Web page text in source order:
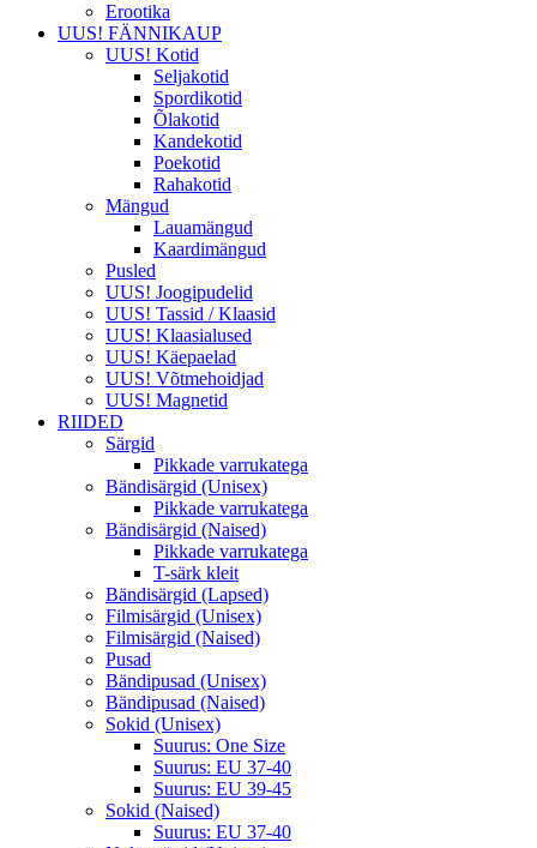
Erootika
UUS! FÄNNIKAUP
UUS! Kotid
Seljakotid
Spordikotid
Õlakotid
Kandekotid
Poekotid
Rahakotid
Mängud
Lauamängud
Kaardimängud
Pusled
UUS! Joogipudelid
UUS! Tassid / Klaasid
UUS! Klaasialused
UUS! Käepaelad
UUS! Võtmehoidjad
UUS! Magnetid
RIIDED
Särgid
Pikkade varrukatega
Bändisärgid (Unisex)
Pikkade varrukatega
Bändisärgid (Naised)
Pikkade varrukatega
T-särk kleit
Bändisärgid (Lapsed)
Filmisärgid (Unisex)
Filmisärgid (Naised)
Pusad
Bändipusad (Unisex)
Bändipusad (Naised)
Sokid (Unisex)
Suurus: One Size
Suurus: EU 37-40
Suurus: EU 39-45
Sokid (Naised)
Suurus: EU 37-40